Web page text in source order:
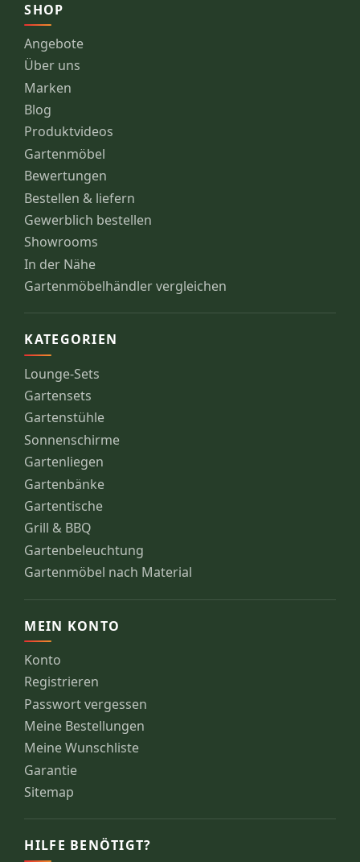
SHOP
Angebote
Über uns
Marken
Blog
Produktvideos
Gartenmöbel
Bewertungen
Bestellen & liefern
Gewerblich bestellen
Showrooms
In der Nähe
Gartenmöbelhändler vergleichen
KATEGORIEN
Lounge-Sets
Gartensets
Gartenstühle
Sonnenschirme
Gartenliegen
Gartenbänke
Gartentische
Grill & BBQ
Gartenbeleuchtung
Gartenmöbel nach Material
MEIN KONTO
Konto
Registrieren
Passwort vergessen
Meine Bestellungen
Meine Wunschliste
Garantie
Sitemap
HILFE BENÖTIGT?